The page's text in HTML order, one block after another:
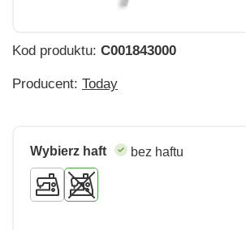
Kod produktu: C001843000
Producent: Today
Wybierz haft bez haftu